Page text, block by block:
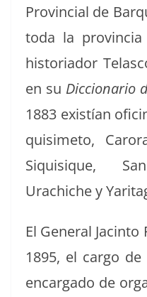
Provin­cial de
toda la
his­to­ri­ador
en su Dic­cionario
1883 existían
quisime­to,
Siquisique,
Urachiche y
El Gen­er­al
1895, el car­go
encar­ga­do de